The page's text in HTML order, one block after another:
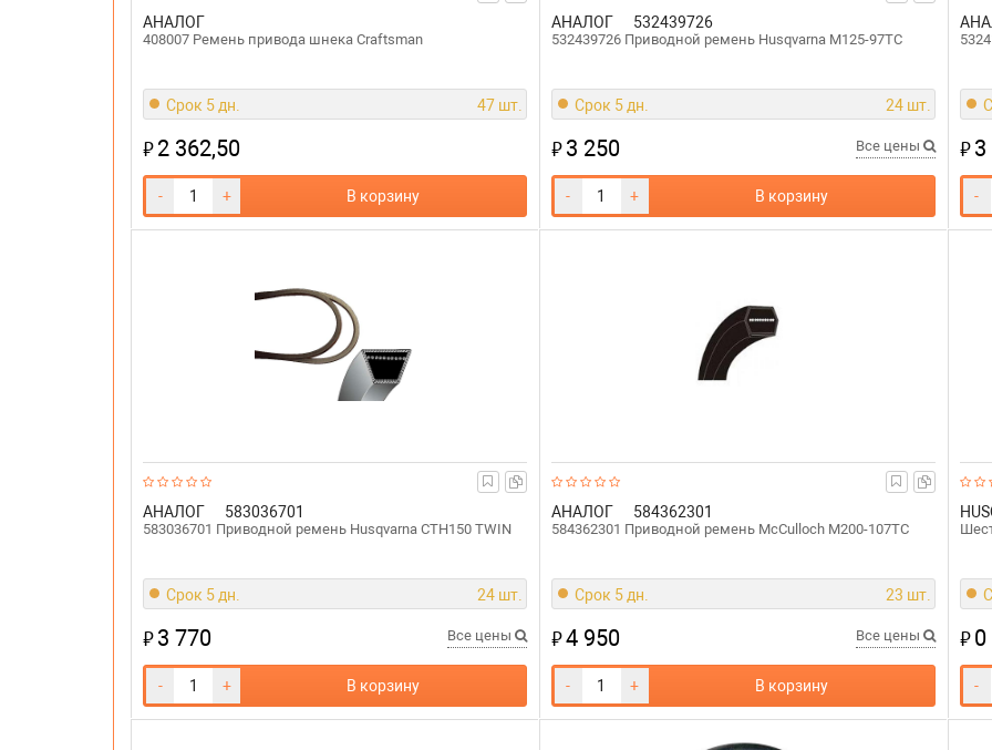
АНАЛОГ
408007 Ремень привода шнека Craftsman
Срок 5 дн. 47 шт.
₽2 362,50
- + В корзину
АНАЛОГ 532439726
532439726 Приводной ремень Husqvarna M125-97TC
Срок 5 дн. 24 шт.
₽3 250 Все цены
- + В корзину
₽3
-
АНАЛОГ 583036701
583036701 Приводной ремень Husqvarna CTH150 TWIN
Срок 5 дн. 24 шт.
₽3 770 Все цены
- + В корзину
АНАЛОГ 584362301
584362301 Приводной ремень McCulloch M200-107TC
Срок 5 дн. 23 шт.
₽4 950 Все цены
- + В корзину
₽0
-